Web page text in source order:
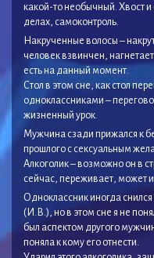
какой-то необычный. Хвост и
делах, самоконтроль.
Накрученные волосы –
человек взвинчен,
есть на данный момент.
Стол в этом сне, как стол
одноклассниками –
жизненный урок.
Мужчина сзади прижался к
прошлого с сексуальным
Алкоголик – возможно он в
сейчас, переживает, может и
Одноклассник иногда
(И.В.), но в этом сне я не
был аспектом другого
поняла к кому его отнести.